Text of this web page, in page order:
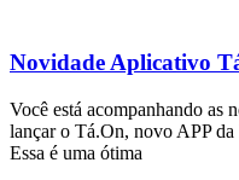
Novidade Aplicativo
Você está acompanhando as
lançar o Tá.On, novo APP
Essa é uma ótima